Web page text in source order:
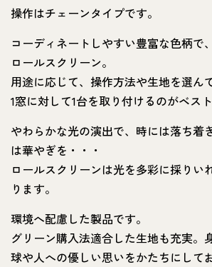
操作はチェーンタイプです。
コーディネートしやすい豊富な色柄で
ロールスクリーン。
用途に応じて、操作方法や生地を選ん
1窓に対して1台を取り付けるのがベス
やわらかな光の演出で、時には落ち着
は華やぎを・・・
ロールスクリーンは光を多彩に採りい
ります。
環境へ配慮した製品です。
グリーン購入法適合した生地も充実。
球や人への優しい思いをかたちにして